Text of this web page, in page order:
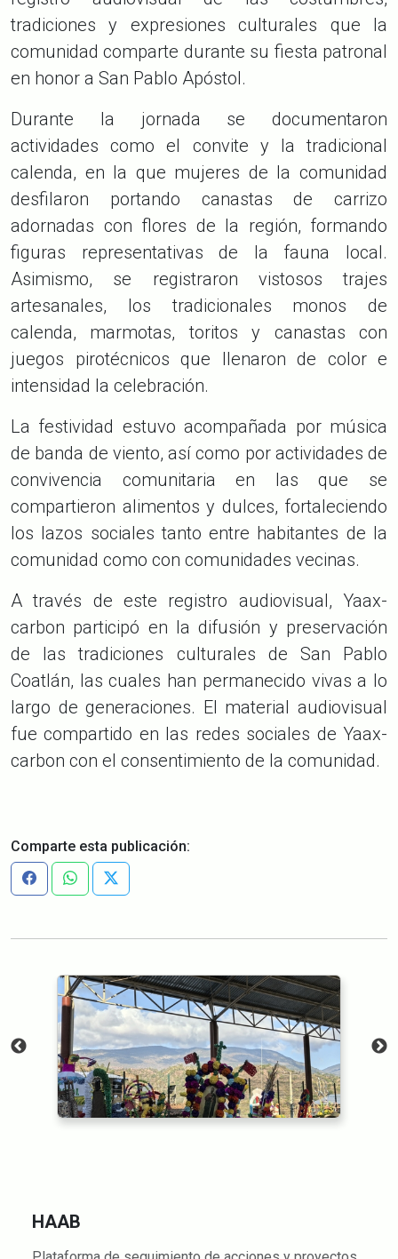
tradiciones y expresiones culturales que la
comunidad comparte durante su fiesta patronal
en honor a San Pablo Apóstol.
Durante la jornada se documentaron
actividades como el convite y la tradicional
calenda, en la que mujeres de la comunidad
desfilaron portando canastas de carrizo
adornadas con flores de la región, formando
figuras representativas de la fauna local.
Asimismo, se registraron vistosos trajes
artesanales, los tradicionales monos de
calenda, marmotas, toritos y canastas con
juegos pirotécnicos que llenaron de color e
intensidad la celebración.
La festividad estuvo acompañada por música
de banda de viento, así como por actividades de
convivencia comunitaria en las que se
compartieron alimentos y dulces, fortaleciendo
los lazos sociales tanto entre habitantes de la
comunidad como con comunidades vecinas.
A través de este registro audiovisual, Yaax-
carbon participó en la difusión y preservación
de las tradiciones culturales de San Pablo
Coatlán, las cuales han permanecido vivas a lo
largo de generaciones. El material audiovisual
fue compartido en las redes sociales de Yaax-
carbon con el consentimiento de la comunidad.
Comparte esta publicación:
HAAB